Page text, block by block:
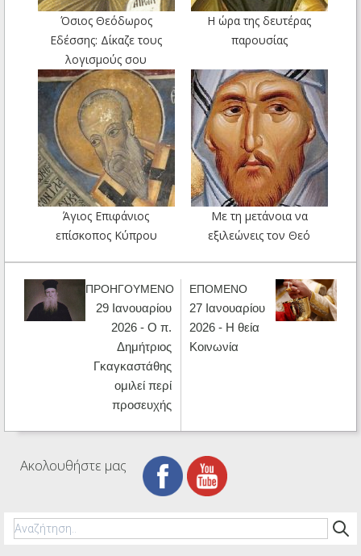
Όσιος Θεόδωρος
Εδέσσης: Δίκαζε τους
λογισμούς σου
Η ώρα της δευτέρας
παρουσίας
Άγιος Επιφάνιος
επίσκοπος Κύπρου
Με τη μετάνοια να
εξιλεώνεις τον Θεό
ΠΡΟΗΓΟΥΜΕΝΟ
29 Ιανουαρίου
2026 - Ο π.
Δημήτριος
Γκαγκαστάθης
ομιλεί περί
προσευχής
ΕΠΟΜΕΝΟ
27 Ιανουαρίου
2026 - Η θεία
Κοινωνία
Ακολουθήστε μας